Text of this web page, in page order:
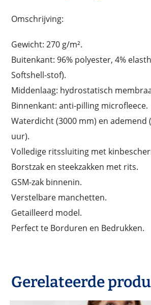
Omschrijving:
Gewicht: 270 g/m².
Buitenkant: 96% polyester, 4%
Softshell-stof).
Middenlaag: hydrostatisch
Binnenkant: anti-pilling microfleece.
Waterdicht (3000 mm) en ademend
uur).
Volledige ritssluiting met
Borstzak en steekzakken met rits.
GSM-zak binnenin.
Verstelbare manchetten.
Getailleerd model.
Perfect te Borduren en Bedrukken.
Gerelateerde